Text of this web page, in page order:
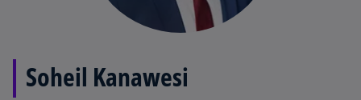
Soheil Kanawesi